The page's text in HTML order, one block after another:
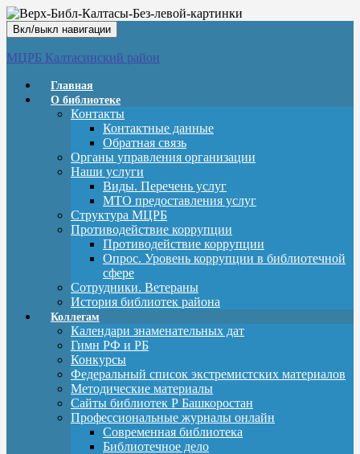
Вкл/выкл навигации
МЦРБ Калтасинский район
Главная
О библиотеке
Контакты
Контактные данные
Обратная связь
Органы управления организации
Наши услуги
Виды. Перечень услуг
МТО предоставления услуг
Структура МЦРБ
Противодействие коррупции
Противодействие коррупции
Опрос. Уровень коррупции в библиотечной
сфере
Сотрудники. Ветераны
История библиотек района
Коллегам
Календари знаменательных дат
Гимн РФ и РБ
Конкурсы
Федеральный список экстремистских материалов
Методические материалы
Сайты библиотек Р Башкоростан
Профессиональные журналы онлайн
Современная библиотека
Библиотечное дело